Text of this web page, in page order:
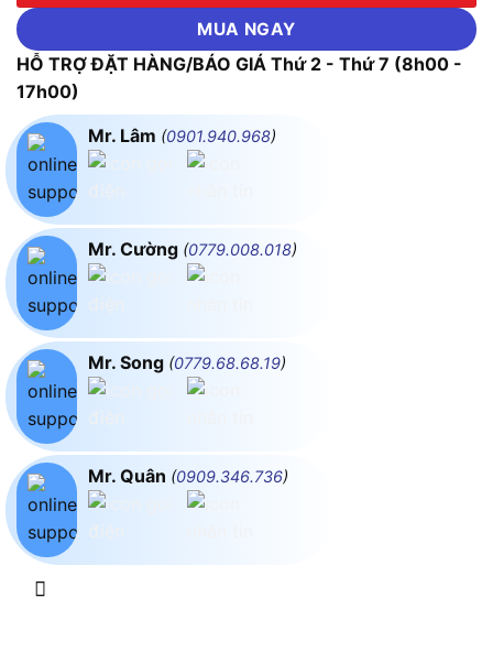
MUA NGAY
HỖ TRỢ ĐẶT HÀNG/BÁO GIÁ Thứ 2 - Thứ 7 (8h00 -
17h00)
Mr. Lâm (0901.940.968)
Mr. Cường (0779.008.018)
Mr. Song (0779.68.68.19)
Mr. Quân (0909.346.736)